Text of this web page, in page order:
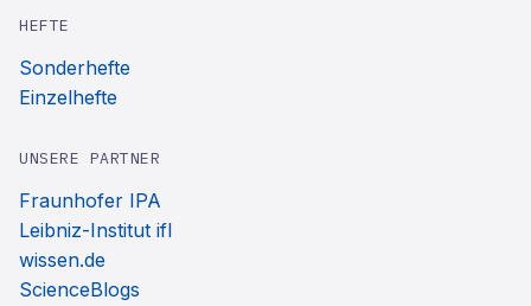
HEFTE
Sonderhefte
Einzelhefte
UNSERE PARTNER
Fraunhofer IPA
Leibniz-Institut ifl
wissen.de
ScienceBlogs